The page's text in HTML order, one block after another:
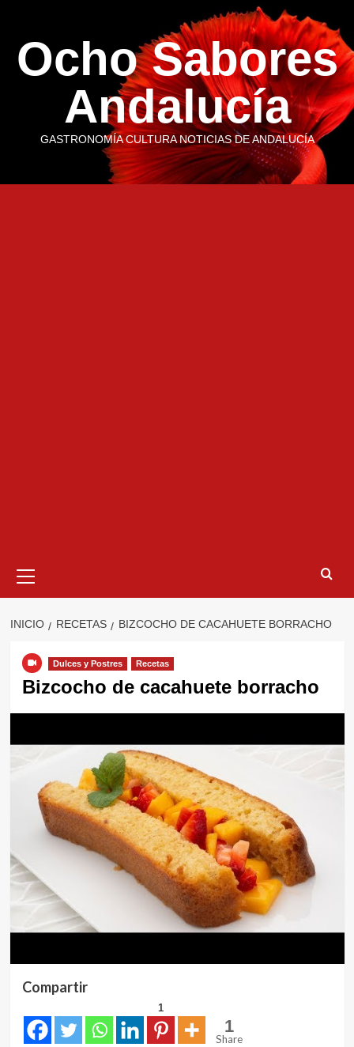
contenido
Ocho Sabores
Andalucía
GASTRONOMÍA CULTURA NOTICIAS DE ANDALUCÍA
primario
INICIO RECETAS BIZCOCHO DE CACAHUETE BORRACHO
Dulces y Postres Recetas
Bizcocho de cacahuete borracho
Compartir
1
1
Share